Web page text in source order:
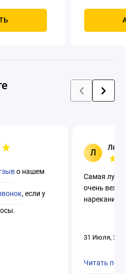
о нашем
, если у
Л
Самая
очень
нареканий.
31 Июля,
Читать